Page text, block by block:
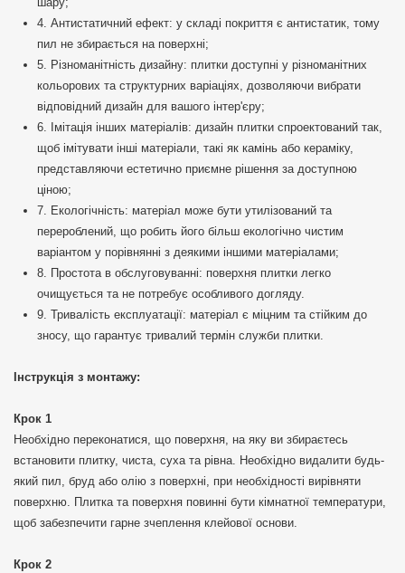
4. Антистатичний ефект: у складі покриття є антистатик, тому
пил не збирається на поверхні;
5. Різноманітність дизайну: плитки доступні у різноманітних
кольорових та структурних варіаціях, дозволяючи вибрати
відповідний дизайн для вашого інтер'єру;
6. Імітація інших матеріалів: дизайн плитки спроектований так,
щоб імітувати інші матеріали, такі як камінь або кераміку,
представляючи естетично приємне рішення за доступною
ціною;
7. Екологічність: матеріал може бути утилізований та
перероблений, що робить його більш екологічно чистим
варіантом у порівнянні з деякими іншими матеріалами;
8. Простота в обслуговуванні: поверхня плитки легко
очищується та не потребує особливого догляду.
9. Тривалість експлуатації: матеріал є міцним та стійким до
зносу, що гарантує тривалий термін служби плитки.
Інструкція з монтажу:
Крок 1
Необхідно переконатися, що поверхня, на яку ви збираєтесь
встановити плитку, чиста, суха та рівна. Необхідно видалити будь-
який пил, бруд або олію з поверхні, при необхідності вирівняти
поверхню. Плитка та поверхня повинні бути кімнатної температури,
щоб забезпечити гарне зчеплення клейової основи.
Крок 2